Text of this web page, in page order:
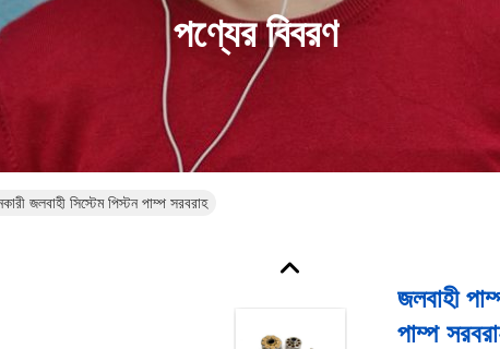
পণ্যের বিবরণ
জলবাহী সিস্টেম পিস্টন পাম্প সরবরাহ
জলবাহী
পাম্প